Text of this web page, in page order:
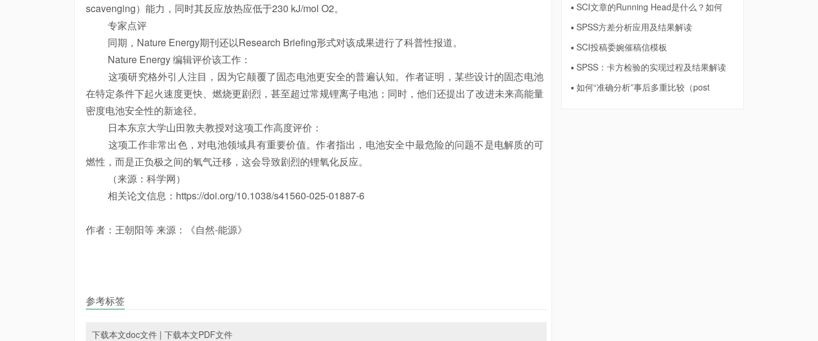
scavenging）能力，同时其反应放热应低于230 kJ/mol O2。
专家点评
同期，Nature Energy期刊还以Research Briefing形式对该成果进行了科普性报道。
Nature Energy 编辑评价该工作：
这项研究格外引人注目，因为它颠覆了固态电池更安全的普遍认知。作者证明，某些设计的固态电池
在特定条件下起火速度更快、燃烧更剧烈，甚至超过常规锂离子电池；同时，他们还提出了改进未来高能量
密度电池安全性的新途径。
日本东京大学山田敦夫教授对这项工作高度评价：
这项工作非常出色，对电池领域具有重要价值。作者指出，电池安全中最危险的问题不是电解质的可
燃性，而是正负极之间的氧气迁移，这会导致剧烈的锂氧化反应。
（来源：科学网）
相关论文信息：https://doi.org/10.1038/s41560-025-01887-6
作者：王朝阳等 来源：《自然-能源》
参考标签
下载本文doc文件 | 下载本文PDF文件
▪ SCI文章的Running Head是什么？如何
▪ SPSS方差分析应用及结果解读
▪ SCI投稿委婉催稿信模板
▪ SPSS：卡方检验的实现过程及结果解读
▪ 如何“准确分析”事后多重比较（post